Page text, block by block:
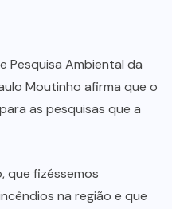
Pesquisa Ambiental da
Moutinho afirma que o
as pesquisas que a
que fizéssemos
na região e que